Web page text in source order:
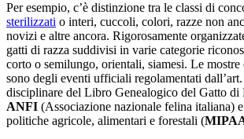
Per esempio, c’è distinzione tra le classi di
sterilizzati o interi, cuccoli, colori, razze non
novizi e altre ancora. Rigorosamente
gatti di razza suddivisi in varie categorie
corto o semilungo, orientali, siamesi. Le
sono degli eventi ufficiali regolamentati
disciplinare del Libro Genealogico del Gatto di
ANFI (Associazione nazionale felina italiana)
politiche agricole, alimentari e forestali (